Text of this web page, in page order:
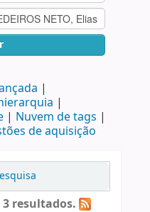
Nuvem de tags
de aquisição
resultados.